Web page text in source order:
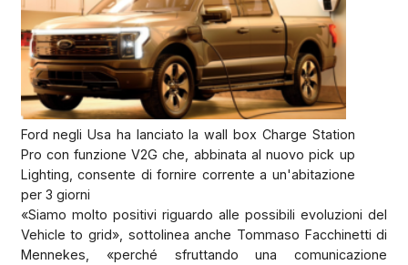
Ford negli Usa ha lanciato la wall box Charge Station
Pro con funzione V2G che, abbinata al nuovo pick up
Lighting, consente di fornire corrente a un'abitazione
per 3 giorni
«Siamo molto positivi riguardo alle possibili evoluzioni del
Vehicle to grid», sottolinea anche Tommaso Facchinetti di
Mennekes, «perché sfruttando una comunicazione